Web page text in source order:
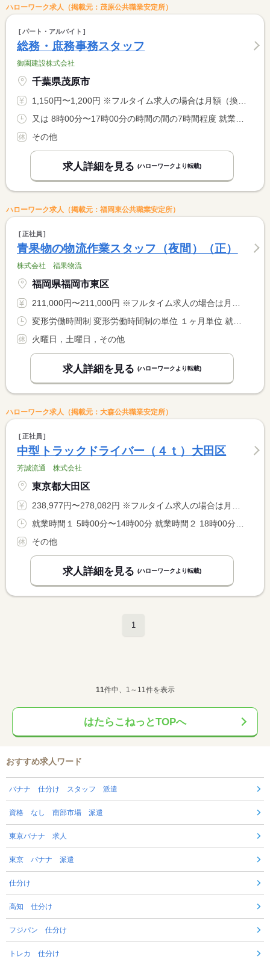
ハローワーク求人（掲載元：茂原公共職業安定所）
パート・アルバイト
総務・庶務事務スタッフ
御園建設株式会社
千葉県茂原市
1,150円〜1,200円 ※フルタイム求人の場合は月額（換算額）、パート求人の場合は時間額を表示しています。
その他
求人詳細を見る (ハローワークより転載)
ハローワーク求人（掲載元：福岡東公共職業安定所）
正社員
青果物の物流作業スタッフ（夜間）（正）
株式会社 福果物流
福岡県福岡市東区
211,000円〜211,000円 ※フルタイム求人の場合は月額（換算額）、パート求人の場合は時間額を表示しています。
火曜日，土曜日，その他
求人詳細を見る (ハローワークより転載)
ハローワーク求人（掲載元：大森公共職業安定所）
正社員
中型トラックドライバー（４ｔ）大田区
芳誠流通 株式会社
東京都大田区
238,977円〜278,082円 ※フルタイム求人の場合は月額（換算額）、パート求人の場合は時間額を表示しています。
その他
求人詳細を見る (ハローワークより転載)
1
11件中、1～11件を表示
はたらこねっとTOPへ
おすすめ求人ワード
バナナ 仕分け スタッフ 派遣
資格 なし 南部市場 派遣
東京バナナ 求人
東京 バナナ 派遣
仕分け
高知 仕分け
フジパン 仕分け
トレカ 仕分け